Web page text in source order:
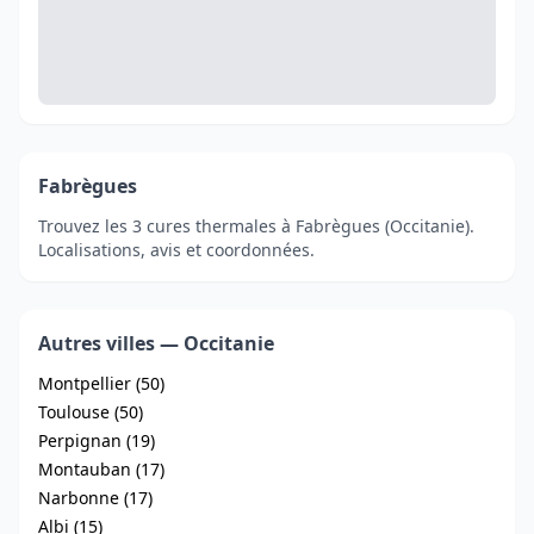
Fabrègues
Trouvez les 3 cures thermales à Fabrègues (Occitanie).
Localisations, avis et coordonnées.
Autres villes — Occitanie
Montpellier (50)
Toulouse (50)
Perpignan (19)
Montauban (17)
Narbonne (17)
Albi (15)